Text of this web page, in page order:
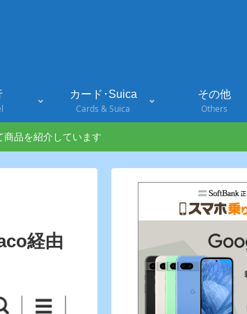
カード･Suica
Cards & Suica
その他
Others
品を紹介しています
経由